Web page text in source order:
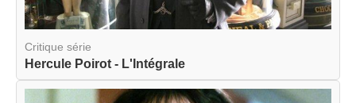
Critique série
Hercule Poirot - L'Intégrale